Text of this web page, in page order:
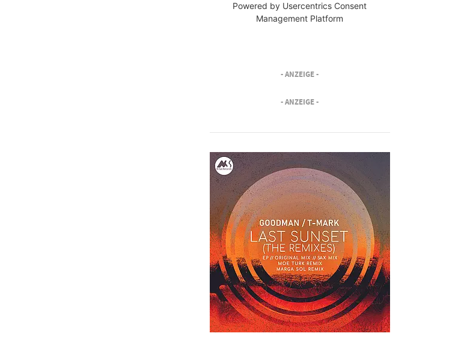
Powered by Usercentrics Consent
Management Platform
- ANZEIGE -
- ANZEIGE -